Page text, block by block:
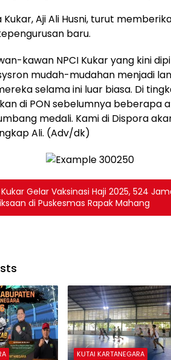
Aji Ali Husni, turut
baru.
kawan NPCI Kukar yang kini
mudah-mudahan menjadi
selama ini luar biasa. Di
di PON sebelumnya beberapa
medali. Kami di Dispora
Ali. (Adv/dk)
Gelar Vaksinasi Haji 2025, 524
di Puskesmas Rapak Mahang
KUTAI KARTANEGARA